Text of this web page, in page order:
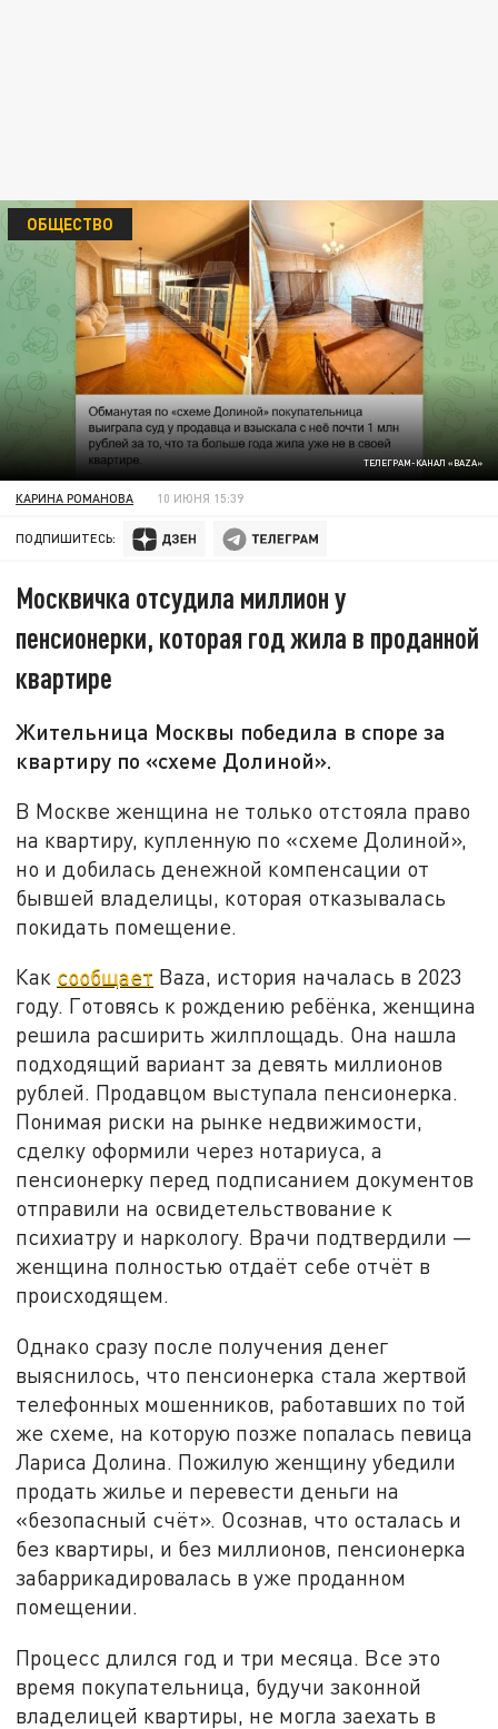
ТЕЛЕГРАМ-КАНАЛ «BAZA»
ОБЩЕСТВО
КАРИНА РОМАНОВА 10 ИЮНЯ 15:39
ПОДПИШИТЕСЬ:
Москвичка отсудила миллион у
пенсионерки, которая год жила в проданной
квартире
Жительница Москвы победила в споре за
квартиру по «схеме Долиной».
В Москве женщина не только отстояла право
на квартиру, купленную по «схеме Долиной»,
но и добилась денежной компенсации от
бывшей владелицы, которая отказывалась
покидать помещение.
Как сообщает Baza, история началась в 2023
году. Готовясь к рождению ребёнка, женщина
решила расширить жилплощадь. Она нашла
подходящий вариант за девять миллионов
рублей. Продавцом выступала пенсионерка.
Понимая риски на рынке недвижимости,
сделку оформили через нотариуса, а
пенсионерку перед подписанием документов
отправили на освидетельствование к
психиатру и наркологу. Врачи подтвердили —
женщина полностью отдаёт себе отчёт в
происходящем.
Однако сразу после получения денег
выяснилось, что пенсионерка стала жертвой
телефонных мошенников, работавших по той
же схеме, на которую позже попалась певица
Лариса Долина. Пожилую женщину убедили
продать жилье и перевести деньги на
«безопасный счёт». Осознав, что осталась и
без квартиры, и без миллионов, пенсионерка
забаррикадировалась в уже проданном
помещении.
Процесс длился год и три месяца. Все это
время покупательница, будучи законной
владелицей квартиры, не могла заехать в